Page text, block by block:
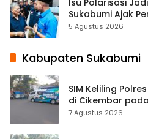
Isu Polarisasi
Sukabumi Ajak
Kebangsaan
5 Agustus 2026
Kabupaten Sukabumi
SIM Keliling
di Cikembar
7 Agustus 2026